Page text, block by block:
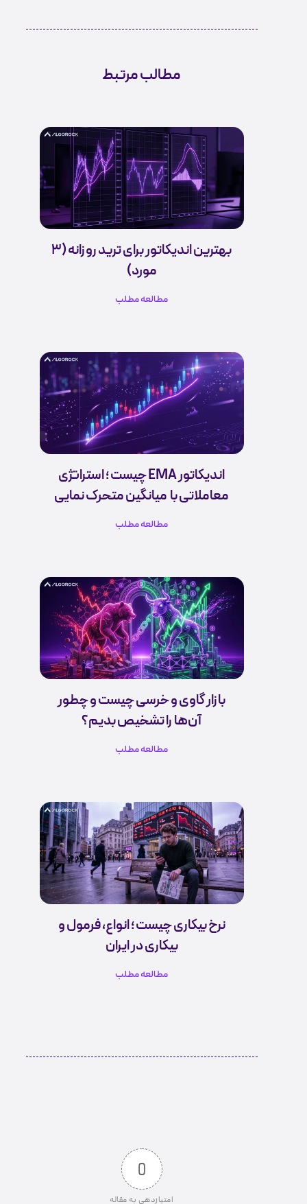
مطالب مرتبط
بهترین اندیکاتور برای ترید روزانه (3
مورد)
مطالعه مطلب
اندیکاتور EMA چیست ؛ استراتژی
معاملاتی با میانگین متحرک نمایی
مطالعه مطلب
بازار گاوی و خرسی چیست و چطور
آن‌ها را تشخیص بدیم؟
مطالعه مطلب
نرخ بیکاری چیست ؛ انواع، فرمول و
بیکاری در ایران
مطالعه مطلب
0
امتیازدهی به مقاله